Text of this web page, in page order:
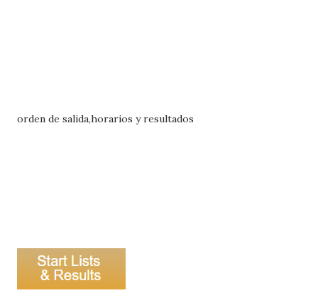
orden de salida,horarios y resultados